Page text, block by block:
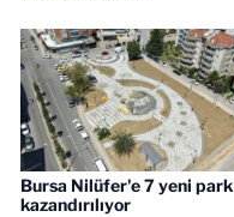
Bursa Nilüfer'e 7 yeni park
kazandırılıyor